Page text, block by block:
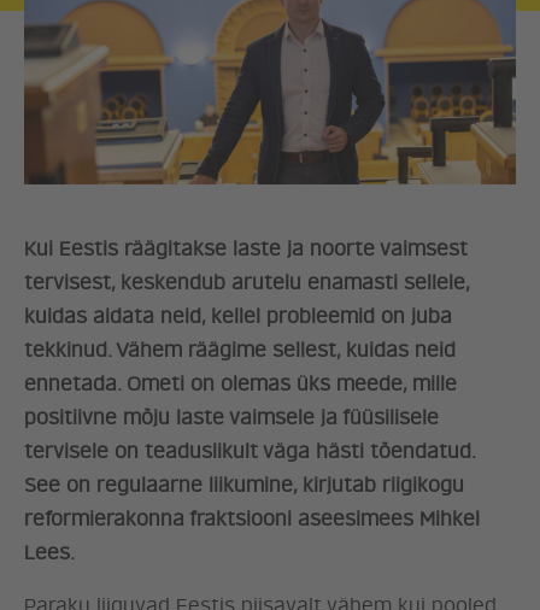
Kui Eestis räägitakse laste ja noorte vaimsest
tervisest, keskendub arutelu enamasti sellele,
kuidas aidata neid, kellel probleemid on juba
tekkinud. Vähem räägime sellest, kuidas neid
ennetada. Ometi on olemas üks meede, mille
positiivne mõju laste vaimsele ja füüsilisele
tervisele on teaduslikult väga hästi tõendatud.
See on regulaarne liikumine, kirjutab riigikogu
reformierakonna fraktsiooni aseesimees Mihkel
Lees.